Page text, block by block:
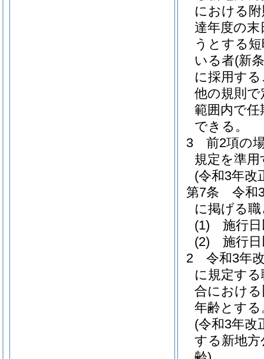
における
達年度の
うとする
いる者(新
に採用す
他の規則
範囲内で
できる。
3
前2項の
規定を準用
(令和3年改
第7条
令和
に掲げる
(1)
施行
(2)
施行
2
令和3年
に規定す
合におけ
年齢とする
(令和3年改
する新地